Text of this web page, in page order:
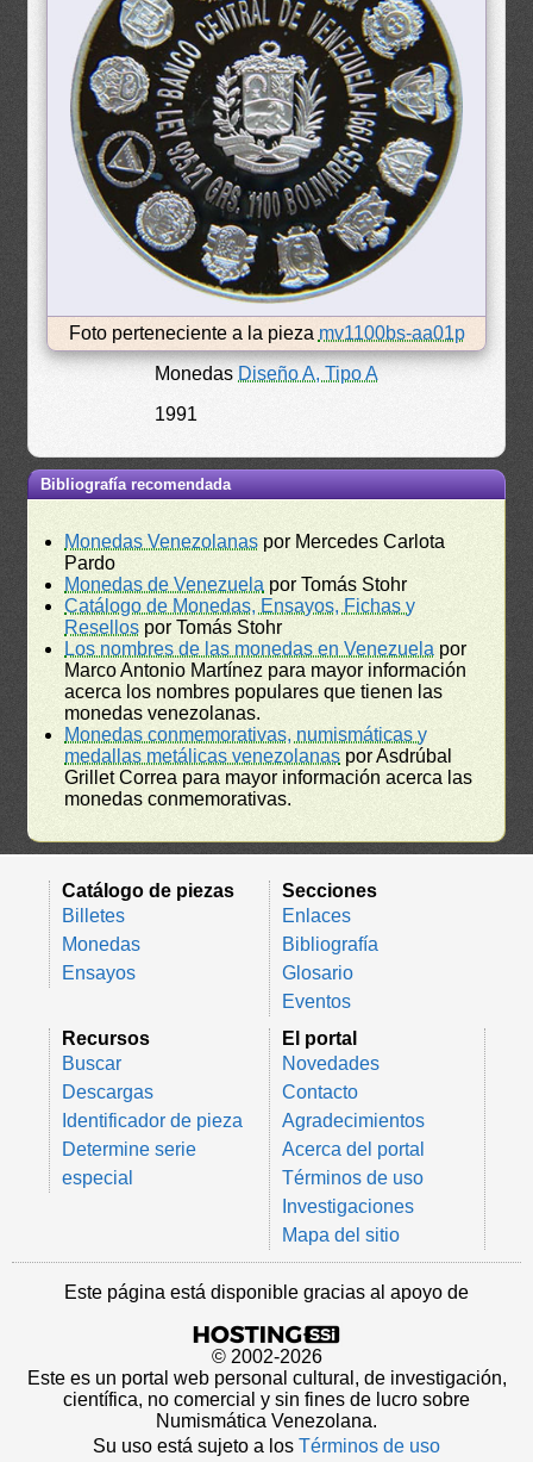
Foto perteneciente a la pieza mv1100bs-aa01p
Monedas Diseño A, Tipo A
1991
Bibliografía recomendada
Monedas Venezolanas por Mercedes Carlota
Pardo
Monedas de Venezuela por Tomás Stohr
Catálogo de Monedas, Ensayos, Fichas y
Resellos por Tomás Stohr
Los nombres de las monedas en Venezuela por
Marco Antonio Martínez para mayor información
acerca los nombres populares que tienen las
monedas venezolanas.
Monedas conmemorativas, numismáticas y
medallas metálicas venezolanas por Asdrúbal
Grillet Correa para mayor información acerca las
monedas conmemorativas.
Catálogo de piezas
Billetes
Monedas
Ensayos
Secciones
Enlaces
Bibliografía
Glosario
Eventos
Recursos
Buscar
Descargas
Identificador de pieza
Determine serie
especial
El portal
Novedades
Contacto
Agradecimientos
Acerca del portal
Términos de uso
Investigaciones
Mapa del sitio
Este página está disponible gracias al apoyo de
© 2002-2026
Este es un portal web personal cultural, de investigación,
científica, no comercial y sin fines de lucro sobre
Numismática Venezolana.
Su uso está sujeto a los Términos de uso